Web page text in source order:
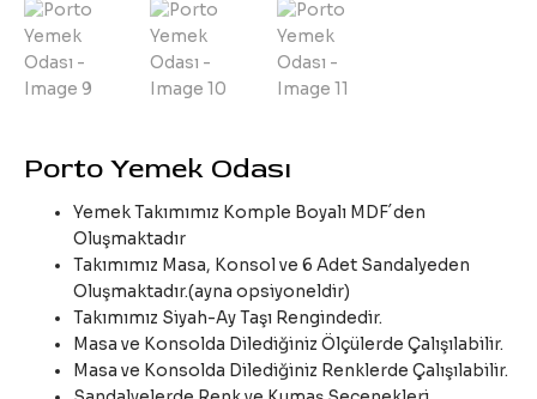
Porto Yemek Odası
Yemek Takımımız Komple Boyalı MDF´den
Oluşmaktadır
Takımımız Masa, Konsol ve 6 Adet Sandalyeden
Oluşmaktadır.(ayna opsiyoneldir)
Takımımız Siyah-Ay Taşı Rengindedir.
Masa ve Konsolda Dilediğiniz Ölçülerde Çalışılabilir.
Masa ve Konsolda Dilediğiniz Renklerde Çalışılabilir.